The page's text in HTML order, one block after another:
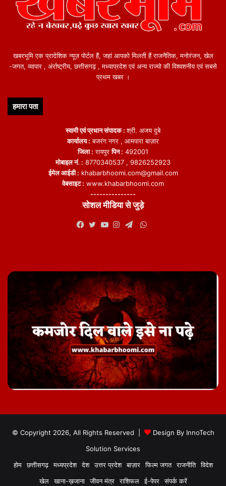
खबरभूमि एक प्रादेशिक न्यूज़ पोर्टल हैं, जहां आपको मिलती हैं राजनैतिक, मनोरंजन, खेल
-जगत, व्यापार , अंर्राष्ट्रीय, छत्तीसगढ़ , मध्याप्रदेश एवं अन्य राज्यो की विश्वशनीय एवं सबसे
प्रथम खबर ।
हमारा पता
स्वामी एवं प्रधान संपादक :श्री. अजय दुबे
कार्यालय : बजरंग नगर , आमपारा बाज़ार
जिला : रायपुरपिन : 492001
मोबाइल नं. : 8770340537 , 9826252923
ईमेल आईडी : khabarbhoomi.com@gmail.com
वेबसाइट : www.khabarbhoomi.com
---------------
सोशल मीडिया से जुड़े
WhatsApp
© Copyright 2026, All Rights Reserved | Design By InnoTech
Solution Services
होम
छत्तीसगढ़ मध्यप्रदेश देश उत्तर प्रदेश बाज़ार फिल्म जगत राजनीति
विदेश
खेल
खाना-ख़जाना जीवन मंत्र राशिफल ई-पेपर संपर्क करें